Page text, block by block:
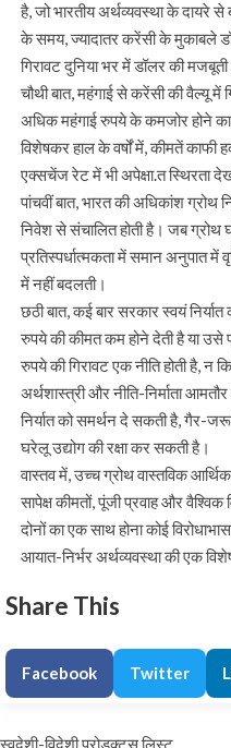
है, जो भारतीय अर्थव्यवस्था के दायरे से
के समय, ज्यादातर करेंसी के मुकाबले
गिरावट दुनिया भर में डॉलर की
चौथी बात, महंगाई से करेंसी की वैल्यू
अधिक महंगाई रुपये के कमजोर होने
विशेषकर हाल के वर्षों में, कीमतें
एक्सचेंज रेट में भी अपेक्षा.त स्थिरता
पांचवीं बात, भारत की अधिकांश
निवेश से संचालित होती है। जब ग्रोथ
प्रतिस्पर्धात्मकता में समान अनुपात में
में नहीं बदलती।
छठी बात, कई बार सरकार स्वयं
रुपये की कीमत कम होने देती है या उसे
रुपये की गिरावट एक नीति होती है,
अर्थशास्त्री और नीति-निर्माता
निर्यात को समर्थन दे सकती है, गैर-
घरेलू उद्योग की रक्षा कर सकती है।
वास्तव में, उच्च ग्रोथ वास्तविक
सापेक्ष कीमतों, पूंजी प्रवाह और वैश्विक
दोनों का एक साथ होना कोई
आयात-निर्भर अर्थव्यवस्था की एक
Share This
Facebook Twitter
स्वदेशी-विदेशी प्रोडक्ट्स लिस्ट